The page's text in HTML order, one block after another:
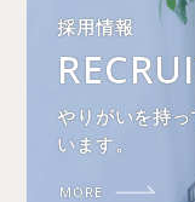
採用情報
やりがいを持
います。
MORE